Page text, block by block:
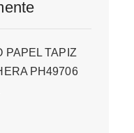
PAPEL TAPIZ
PH49706